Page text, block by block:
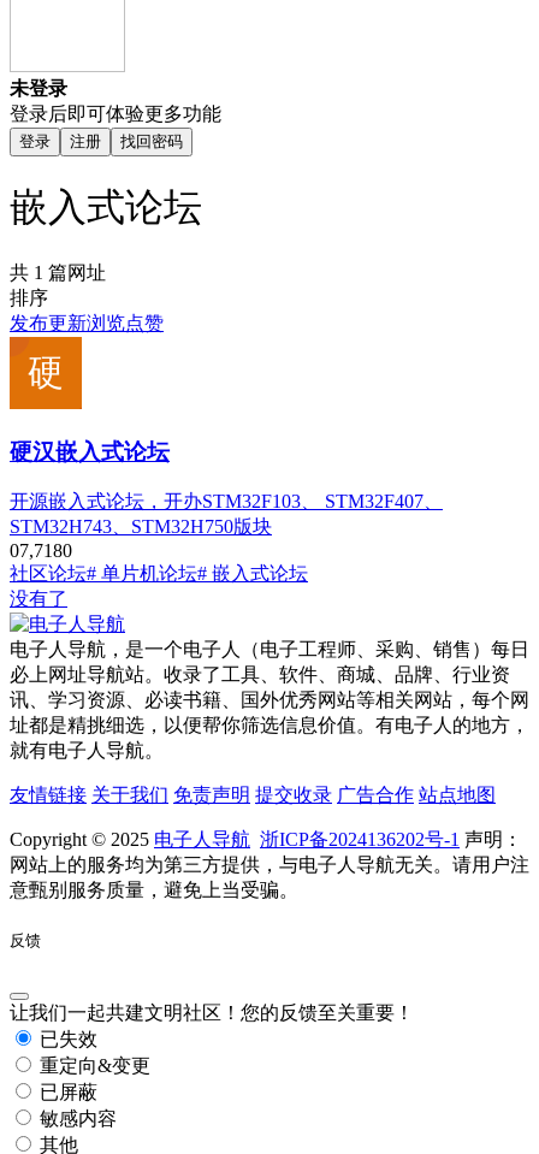
未登录
登录后即可体验更多功能
登录 注册 找回密码
嵌入式论坛
共 1 篇网址
排序
发布更新浏览点赞
硬汉嵌入式论坛
开源嵌入式论坛，开办STM32F103、 STM32F407、
STM32H743、STM32H750版块
07,7180
社区论坛# 单片机论坛# 嵌入式论坛
没有了
电子人导航，是一个电子人（电子工程师、采购、销售）每日
必上网址导航站。收录了工具、软件、商城、品牌、行业资
讯、学习资源、必读书籍、国外优秀网站等相关网站，每个网
址都是精挑细选，以便帮你筛选信息价值。有电子人的地方，
就有电子人导航。
友情链接 关于我们 免责声明 提交收录 广告合作 站点地图
Copyright © 2025 电子人导航 浙ICP备2024136202号-1 声明：
网站上的服务均为第三方提供，与电子人导航无关。请用户注
意甄别服务质量，避免上当受骗。
反馈
让我们一起共建文明社区！您的反馈至关重要！
已失效
重定向&变更
已屏蔽
敏感内容
其他